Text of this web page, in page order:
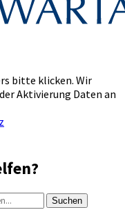
bitte klicken. Wir
Aktivierung Daten an
Suchen